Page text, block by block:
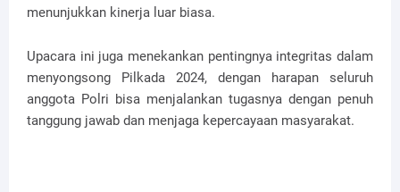
menunjukkan kinerja luar biasa.
Upacara ini juga menekankan pentingnya integritas dalam
menyongsong Pilkada 2024, dengan harapan seluruh
anggota Polri bisa menjalankan tugasnya dengan penuh
tanggung jawab dan menjaga kepercayaan masyarakat.